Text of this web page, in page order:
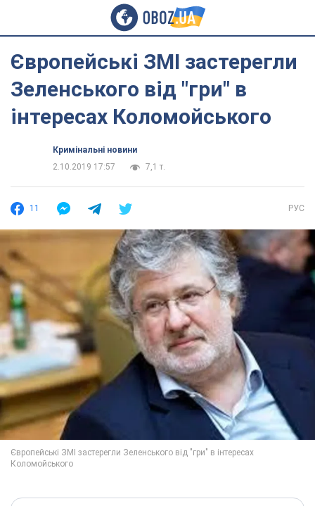
Європейські ЗМІ застерегли
Зеленського від "гри" в
інтересах Коломойського
Кримінальні новини
2.10.2019 17:57
7,1 т.
11 РУС